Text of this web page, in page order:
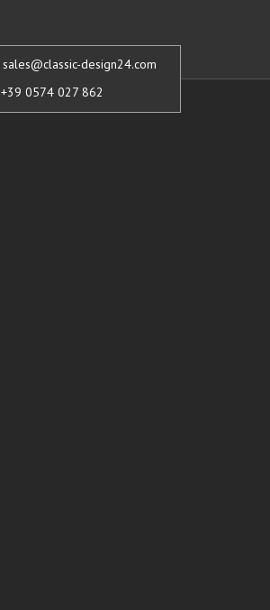
sales@classic-design24.com
+39 0574 027 862